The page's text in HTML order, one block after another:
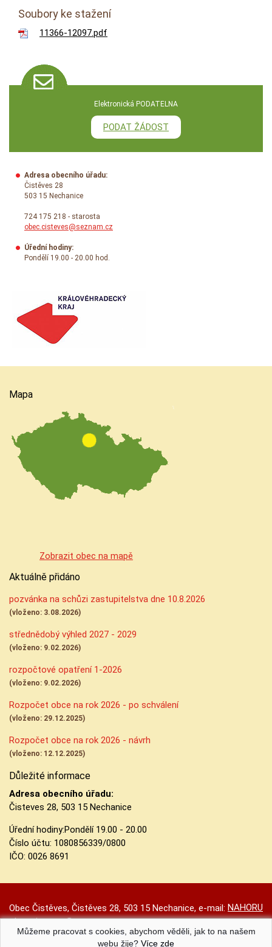
Soubory ke stažení
11366-12097.pdf
Elektronická PODATELNA
PODAT ŽÁDOST
Adresa obecního úřadu:
Čistěves 28
503 15 Nechanice
724 175 218 - starosta
obec.cisteves@seznam.cz
Úřední hodiny:
Pondělí 19.00 - 20.00 hod.
Mapa
Zobrazit obec na mapě
Aktuálně přidáno
pozvánka na schůzi zastupitelstva dne 10.8.2026
(vloženo: 3.08.2026)
střednědobý výhled 2027 - 2029
(vloženo: 9.02.2026)
rozpočtové opatření 1-2026
(vloženo: 9.02.2026)
Rozpočet obce na rok 2026 - po schválení
(vloženo: 29.12.2025)
Rozpočet obce na rok 2026 - návrh
(vloženo: 12.12.2025)
Důležité informace
Adresa obecního úřadu:
Čisteves 28, 503 15 Nechanice
Úřední hodiny:Pondělí 19.00 - 20.00
Číslo účtu: 1080856339/0800
IČO: 0026 8691
NAHORU
Obec Čistěves, Čistěves 28, 503 15 Nechanice, e-mail:
obec.cisteves@seznam.cz
Prohlášení o přístupnosti|Původní web|Nastavení cookies
Můžeme pracovat s cookies, abychom věděli, jak to na našem
webu žije? Více zde